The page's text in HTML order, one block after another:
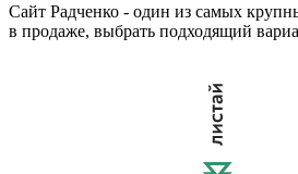
Сайт Радченко - один из самых
в продаже, выбрать подходящий